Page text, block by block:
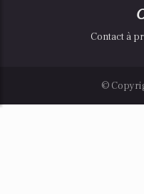
Contact à
©